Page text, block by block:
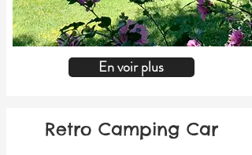
En voir plus
Retro Camping Car